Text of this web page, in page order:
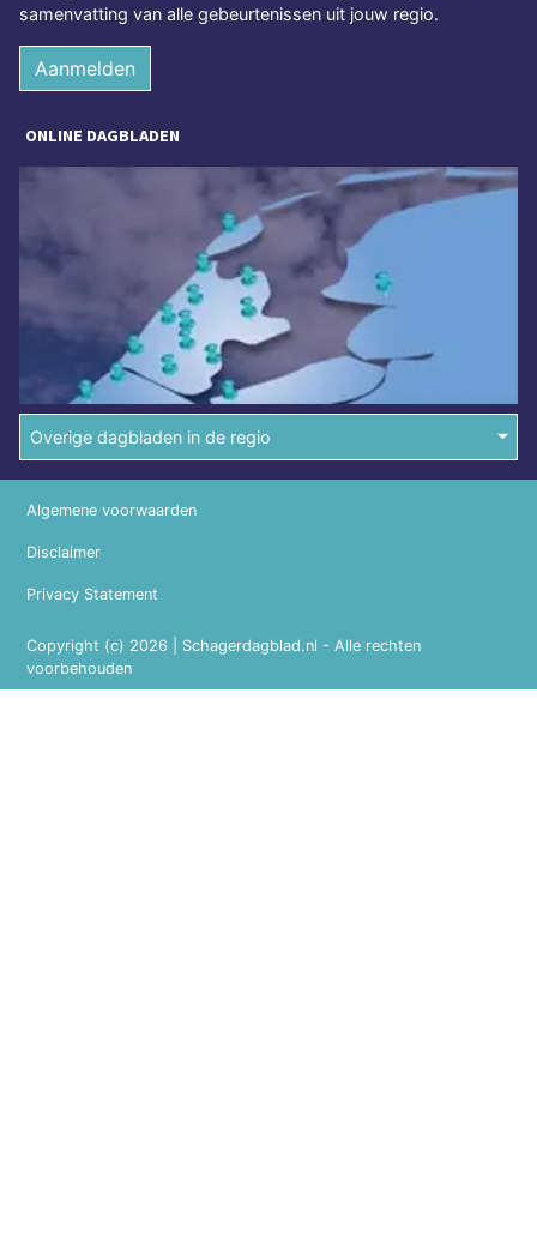
samenvatting van alle gebeurtenissen uit jouw regio.
Aanmelden
ONLINE DAGBLADEN
Overige dagbladen in de regio
Copyright (c) 2026 | Schagerdagblad.nl - Alle rechten
voorbehouden
Algemene voorwaarden
Disclaimer
Privacy Statement